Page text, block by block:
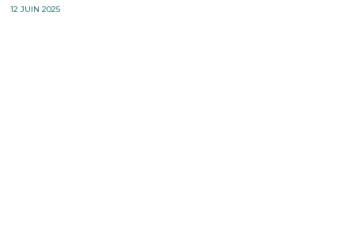
12 JUIN 2025